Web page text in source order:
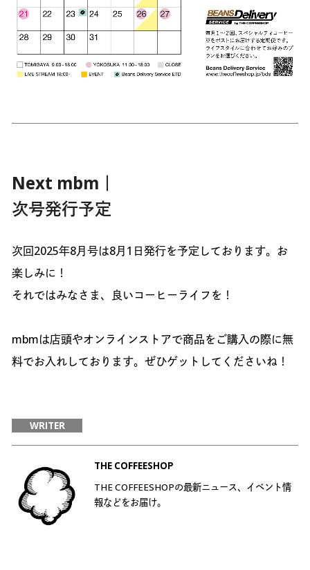
Next mbm｜
次号発行予定
次回2025年8月号は8月1日発行を予定しております。お
楽しみに！
それではみなさま、良いコーヒーライフを！
mbmは店頭やオンラインストアで商品をご購入の際に無
料でお入れしております。ぜひゲットしてくださいね！
WRITER
THE COFFEESHOP
THE COFFEESHOPの最新ニュース、イベント情
報などをお届け。